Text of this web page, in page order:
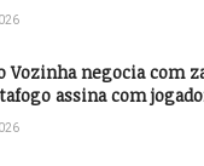
Vozinha negocia com
assina com